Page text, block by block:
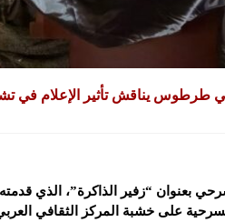
يناقش تأثير ‏الإعلام في
بعنوان “زفير الذاكرة”، الذي
على خشبة المركز الثقافي